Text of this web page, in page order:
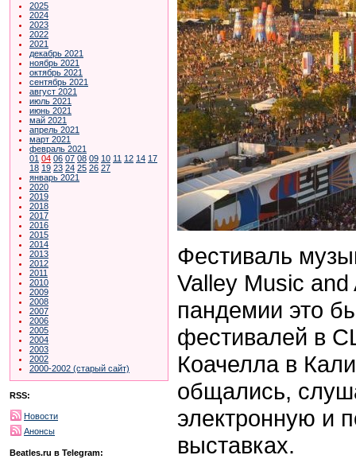
2025
2024
2023
2022
2021
декабрь 2021
ноябрь 2021
октябрь 2021
сентябрь 2021
август 2021
июль 2021
июнь 2021
май 2021
апрель 2021
март 2021
февраль 2021
01 04 06 07 08 09 10 11 12 14 17
18 19 23 24 25 26 27
январь 2021
2020
2019
2018
2017
2016
2015
2014
2013
2012
2011
2010
2009
2008
2007
2006
2005
2004
2003
2002
2000-2002 (старый сайт)
RSS:
Новости
Анонсы
Beatles.ru в Telegram:
Фестиваль
Valley Music
пандемии это
фестивалей в
Коачелла в
общались,
электронную и
выставках.